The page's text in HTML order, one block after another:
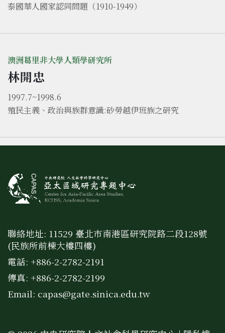
泰國華人國家認同問題（1910-1949）
澳洲葛里非大學人類學研究所
林開忠
1997.7~1998.6
殖民主義、政治與族群意識:砂勞越伊班族之研究
聯絡地址: 11529 臺北市南港區研究院路二段128號
(民族所前棟大樓四樓)
電話: +886-2-2782-2191
傳真: +886-2-2782-2199
Email: capas@gate.sinica.edu.tw